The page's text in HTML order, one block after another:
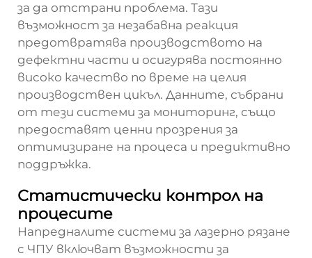
за да отстрани проблема. Тази
възможност за незабавна реакция
предотвратява производството на
дефектни части и осигурява постоянно
високо качество по време на целия
производствен цикъл. Данните, събрани
от тези системи за мониторинг, също
предоставят ценни прозрения за
оптимизиране на процеса и предиктивно
поддръжка.
Статистически контрол на
процесите
Напредналите системи за лазерно рязане
с ЧПУ включват възможности за